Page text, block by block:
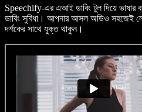
Speechify-এর এআই ডাবিং টুল দিয়ে ভাষার
ডাবিং সুবিধা। আপনার আসল অডিও সহজেই
দর্শকের সাথে যুক্ত থাকুন।